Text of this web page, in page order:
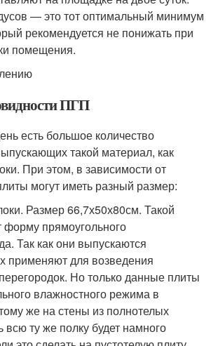
— это тот оптимальный минимум
рекомендуется не понижать при
помещения.
ПГП
есть большое количество
такой материал, как
При этом, в зависимости от
могут иметь разный размер:
Размер 66,7х50х80см. Такой
форму прямоугольного
Так как они выпускаются
применяют для возведения
Но только данные плиты
влажностного режима в
же на стены из полнотелых
всю ту же полку будет намного